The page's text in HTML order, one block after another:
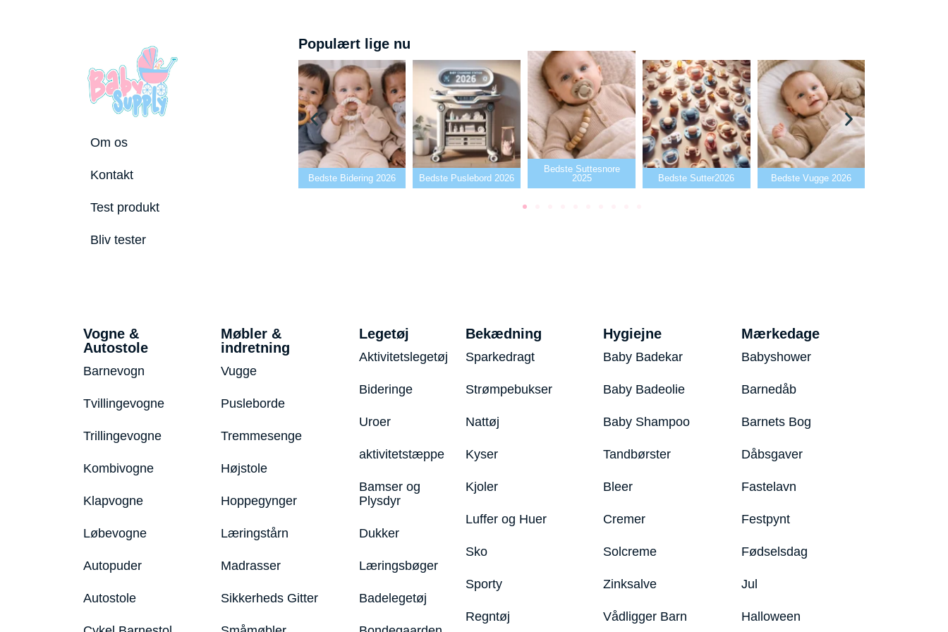
Om os
Kontakt
Test produkt
Bliv tester
Populært lige nu
Bedste tremmeseng
2026
Bedste Bidering 2026 Bedste Puslebord 2026
Bedste Suttesnore
2025
Bedste Sutter2026 Bedste Vugge 2026
Vogne &
Autostole
Barnevogn
Tvillingevogne
Trillingevogne
Kombivogne
Klapvogne
Løbevogne
Autopuder
Autostole
Møbler &
indretning
Vugge
Pusleborde
Tremmesenge
Højstole
Hoppegynger
Læringstårn
Madrasser
Sikkerheds Gitter
Legetøj
Aktivitetslegetøj
Bideringe
Uroer
aktivitetstæppe
Bamser og
Plysdyr
Dukker
Læringsbøger
Badelegetøj
Bekædning
Sparkedragt
Strømpebukser
Nattøj
Kyser
Kjoler
Luffer og Huer
Sko
Sporty
Regntøj
Hygiejne
Baby Badekar
Baby Badeolie
Baby Shampoo
Tandbørster
Bleer
Cremer
Solcreme
Zinksalve
Vådligger Barn
Mærkedage
Babyshower
Barnedåb
Barnets Bog
Dåbsgaver
Fastelavn
Festpynt
Fødselsdag
Jul
Halloween